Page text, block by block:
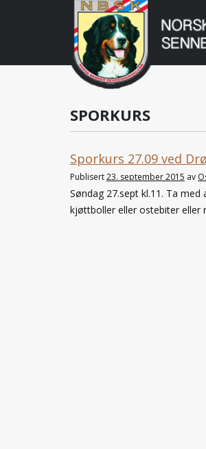
Norsk
Berner
SPORKURS
Sporkurs 27.09 ved
Publisert23. september 2015 av
Søndag 27.sept kl.11. Ta
kjøttboller eller ostebiter eller